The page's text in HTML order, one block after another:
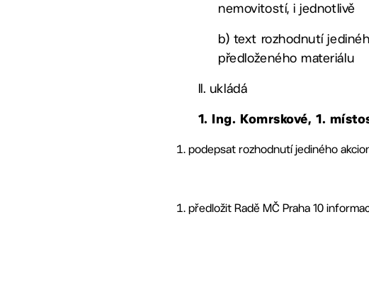
nemovitostí, i jednotlivě
b) text rozhodnutí
předloženého materiálu
II. ukládá
1. Ing. Komrskové, 1.
podepsat rozhodnutí jediného
předložit Radě MČ Praha 10